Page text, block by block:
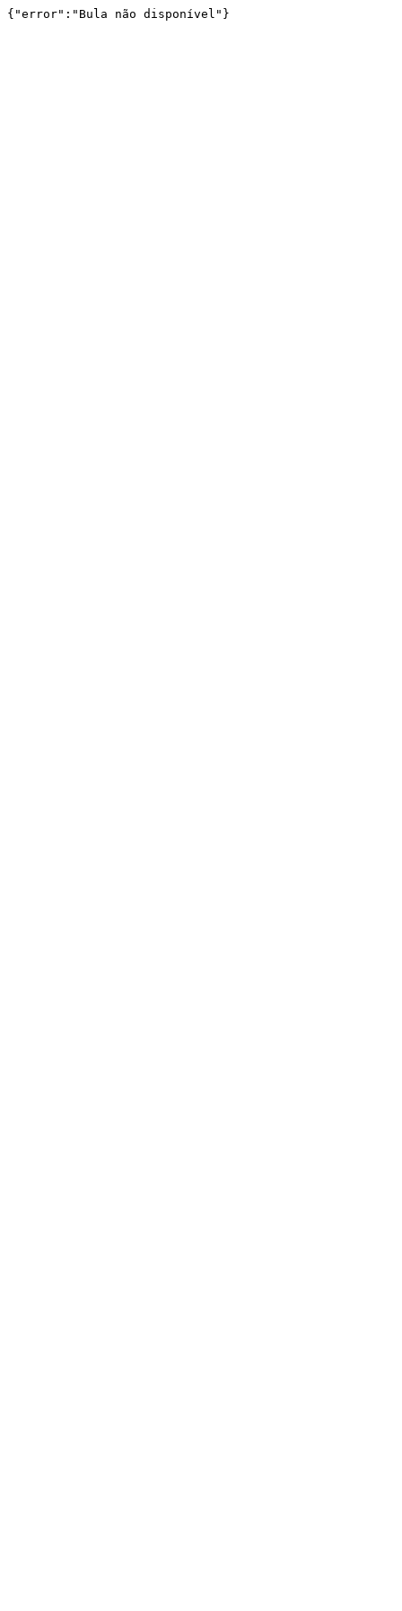
{"error":"Bula não disponível"}